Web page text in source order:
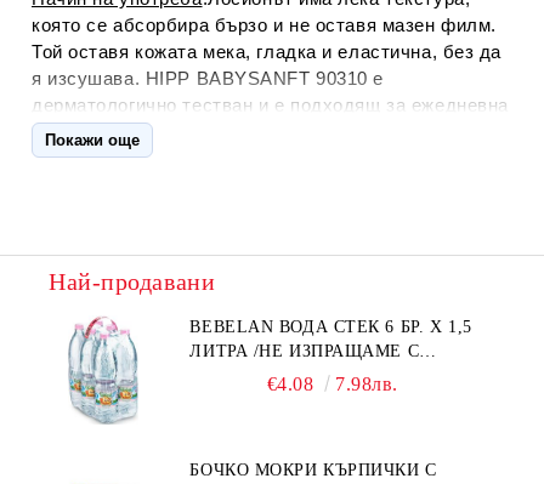
която се абсорбира бързо и не оставя мазен филм.
Той оставя кожата мека, гладка и еластична, без да
я изсушава. HIPP BABYSANFT 90310 е
дерматологично тестван и е подходящ за ежедневна
употреба. Без парабени, силикони, минерални масла
и изкуствени оцветители
Покажи още
Най-продавани
BEBELAN ВОДА СТЕК 6 БР. Х 1,5
ЛИТРА /НЕ ИЗПРАЩАМЕ С
€4.08 7.98лв.
БОЧКО МОКРИ КЪРПИЧКИ С